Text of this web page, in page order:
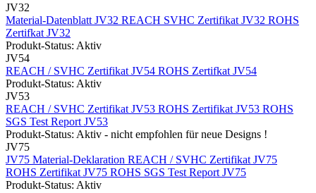
JV32
Material-Datenblatt JV32 REACH SVHC Zertifikat JV32 ROHS
Zertifkat JV32
Produkt-Status: Aktiv
JV54
REACH / SVHC Zertifikat JV54 ROHS Zertifkat JV54
Produkt-Status: Aktiv
JV53
REACH / SVHC Zertifikat JV53 ROHS Zertifikat JV53 ROHS
SGS Test Report JV53
Produkt-Status: Aktiv - nicht empfohlen für neue Designs !
JV75
JV75 Material-Deklaration REACH / SVHC Zertifikat JV75
ROHS Zertifikat JV75 ROHS SGS Test Report JV75
Produkt-Status: Aktiv